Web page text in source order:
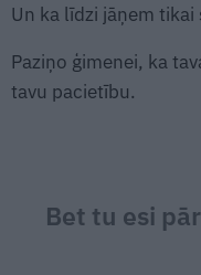
Un ka līdzi jāņem
Paziņo ģimenei, ka
tavu pacietību.
Bet tu esi